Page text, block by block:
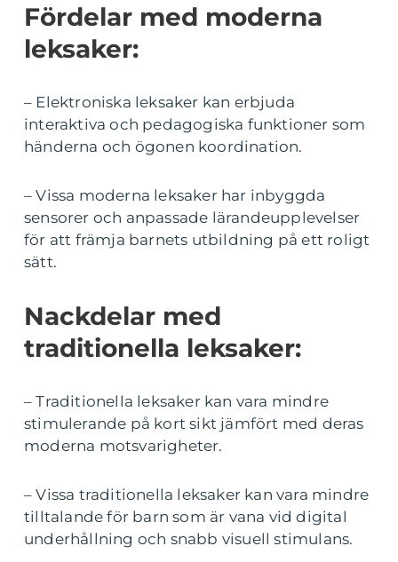
Fördelar med moderna
leksaker:
– Elektroniska leksaker kan erbjuda
interaktiva och pedagogiska funktioner som
händerna och ögonen koordination.
– Vissa moderna leksaker har inbyggda
sensorer och anpassade lärandeupplevelser
för att främja barnets utbildning på ett roligt
sätt.
Nackdelar med
traditionella leksaker:
– Traditionella leksaker kan vara mindre
stimulerande på kort sikt jämfört med deras
moderna motsvarigheter.
– Vissa traditionella leksaker kan vara mindre
tilltalande för barn som är vana vid digital
underhållning och snabb visuell stimulans.